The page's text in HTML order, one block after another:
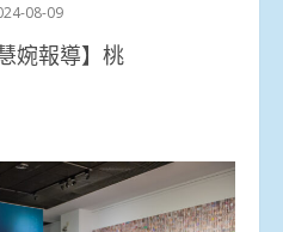
08-09
婉報導】桃